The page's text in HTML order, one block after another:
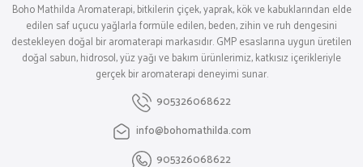
Boho Mathilda Aromaterapi, bitkilerin çiçek, yaprak, kök ve kabuklarından elde
edilen saf uçucu yağlarla formüle edilen, beden, zihin ve ruh dengesini
destekleyen doğal bir aromaterapi markasıdır. GMP esaslarına uygun üretilen
doğal sabun, hidrosol, yüz yağı ve bakım ürünlerimiz, katkısız içerikleriyle
gerçek bir aromaterapi deneyimi sunar.
905326068622
info@bohomathilda.com
905326068622